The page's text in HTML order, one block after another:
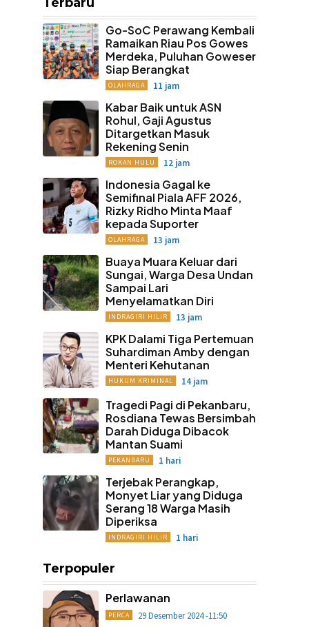
Go-SoC Perawang Kembali
Ramaikan Riau Pos Gowes
Merdeka, Puluhan Goweser
Siap Berangkat
OLAHRAGA 11 jam
Kabar Baik untuk ASN
Rohul, Gaji Agustus
Ditargetkan Masuk
Rekening Senin
ROKAN HULU 12 jam
Indonesia Gagal ke
Semifinal Piala AFF 2026,
Rizky Ridho Minta Maaf
kepada Suporter
OLAHRAGA 13 jam
Buaya Muara Keluar dari
Sungai, Warga Desa Undan
Sampai Lari
Menyelamatkan Diri
INDRAGIRI HILIR 13 jam
KPK Dalami Tiga Pertemuan
Suhardiman Amby dengan
Menteri Kehutanan
HUKUM KRIMINAL 14 jam
Tragedi Pagi di Pekanbaru,
Rosdiana Tewas Bersimbah
Darah Diduga Dibacok
Mantan Suami
PEKANBARU 1 hari
Terjebak Perangkap,
Monyet Liar yang Diduga
Serang 18 Warga Masih
Diperiksa
INDRAGIRI HILIR 1 hari
Terpopuler
Perlawanan
PERCA 29 Desember 2024 -11:50